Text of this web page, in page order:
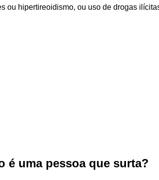
ou hipertireoidismo, ou uso de drogas
é uma pessoa que surta?